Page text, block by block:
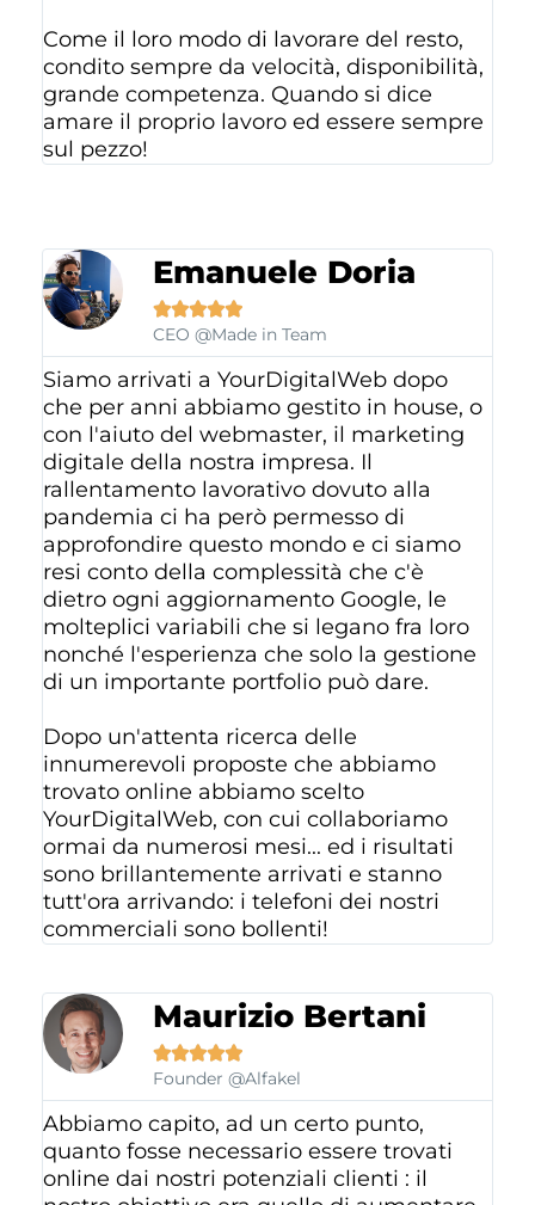
Come il loro modo di lavorare del resto,
condito sempre da velocità, disponibilità,
grande competenza. Quando si dice
amare il proprio lavoro ed essere sempre
sul pezzo!
Emanuele Doria

CEO @Made in Team
Siamo arrivati a YourDigitalWeb dopo
che per anni abbiamo gestito in house, o
con l'aiuto del webmaster, il marketing
digitale della nostra impresa. Il
rallentamento lavorativo dovuto alla
pandemia ci ha però permesso di
approfondire questo mondo e ci siamo
resi conto della complessità che c'è
dietro ogni aggiornamento Google, le
molteplici variabili che si legano fra loro
nonché l'esperienza che solo la gestione
di un importante portfolio può dare.
Dopo un'attenta ricerca delle
innumerevoli proposte che abbiamo
trovato online abbiamo scelto
YourDigitalWeb, con cui collaboriamo
ormai da numerosi mesi... ed i risultati
sono brillantemente arrivati e stanno
tutt'ora arrivando: i telefoni dei nostri
commerciali sono bollenti!
Maurizio Bertani

Founder @Alfakel
Abbiamo capito, ad un certo punto,
quanto fosse necessario essere trovati
online dai nostri potenziali clienti : il